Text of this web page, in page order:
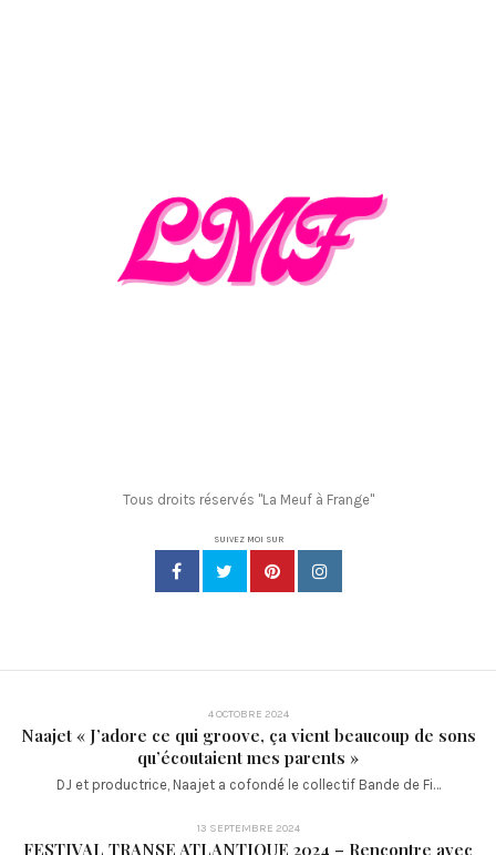
Tous droits réservés "La Meuf à Frange"
SUIVEZ MOI SUR
4 OCTOBRE 2024
Naajet « J’adore ce qui groove, ça vient beaucoup de sons
qu’écoutaient mes parents »
DJ et productrice, Naajet a cofondé le collectif Bande de Fi…
13 SEPTEMBRE 2024
FESTIVAL TRANSE ATLANTIQUE 2024 – Rencontre avec